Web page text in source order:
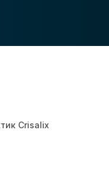
Crisalix